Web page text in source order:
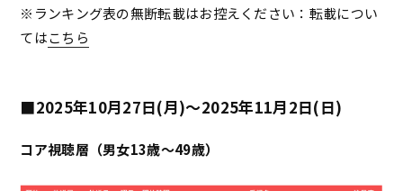
※ランキング表の無断転載はお控えください：転載につい
てはこちら
■2025年10月27日(月)〜2025年11月2日(日)
コア視聴層（男女13歳～49歳）